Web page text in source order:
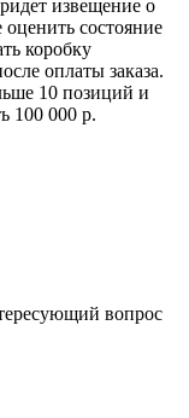
извещение о
состояние
коробку
оплаты заказа.
10 позиций и
100 000 р.
вопрос